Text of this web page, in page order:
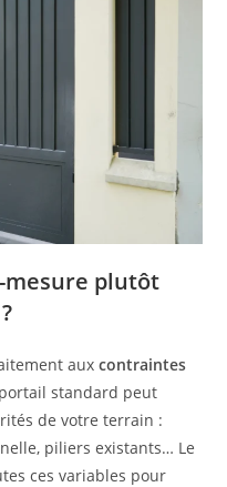
mesure plutôt
auxcontraintes
standard peut
de votre terrain :
piliers existants… Le
ces variables pour